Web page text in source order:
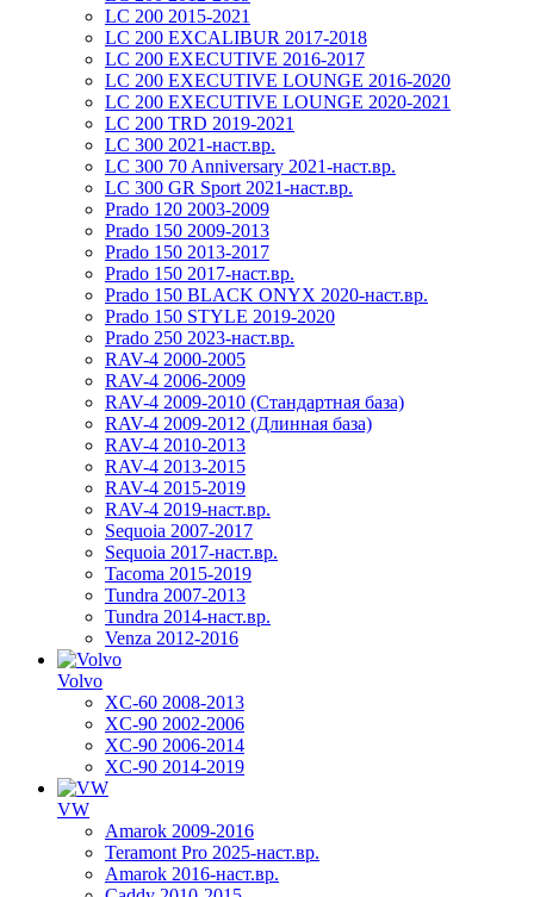
LC 200 2015-2021
LC 200 EXCALIBUR 2017-2018
LC 200 EXECUTIVE 2016-2017
LC 200 EXECUTIVE LOUNGE 2016-2020
LC 200 EXECUTIVE LOUNGE 2020-2021
LC 200 TRD 2019-2021
LC 300 2021-наст.вр.
LC 300 70 Anniversary 2021-наст.вр.
LC 300 GR Sport 2021-наст.вр.
Prado 120 2003-2009
Prado 150 2009-2013
Prado 150 2013-2017
Prado 150 2017-наст.вр.
Prado 150 BLACK ONYX 2020-наст.вр.
Prado 150 STYLE 2019-2020
Prado 250 2023-наст.вр.
RAV-4 2000-2005
RAV-4 2006-2009
RAV-4 2009-2010 (Стандартная база)
RAV-4 2009-2012 (Длинная база)
RAV-4 2010-2013
RAV-4 2013-2015
RAV-4 2015-2019
RAV-4 2019-наст.вр.
Sequoia 2007-2017
Sequoia 2017-наст.вр.
Tacoma 2015-2019
Tundra 2007-2013
Tundra 2014-наст.вр.
Venza 2012-2016
Volvo
XC-60 2008-2013
XC-90 2002-2006
XC-90 2006-2014
XC-90 2014-2019
VW
Amarok 2009-2016
Teramont Pro 2025-наст.вр.
Amarok 2016-наст.вр.